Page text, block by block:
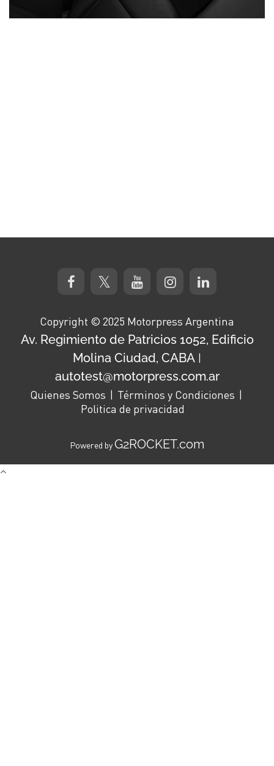
Copyright © 2025 Motorpress Argentina
Av. Regimiento de Patricios 1052, Edificio
Molina Ciudad, CABA |
autotest@motorpress.com.ar
Quienes Somos
Términos y Condiciones
Politica de privacidad
Powered byG2ROCKET.com